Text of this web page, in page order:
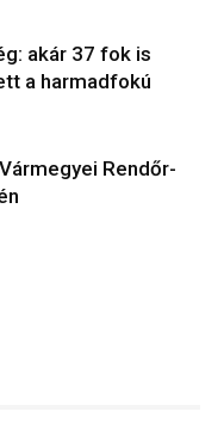
akár 37 fok is
a harmadfokú
Rendőr-